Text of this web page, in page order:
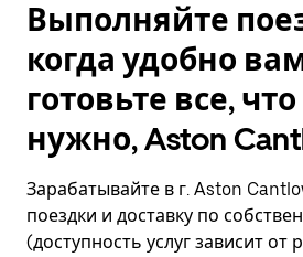
Выполняйте
когда удобно
готовьте все,
нужно, Aston
Зарабатывайте в г. Aston
поездки и доставку по
(доступность услуг зависит